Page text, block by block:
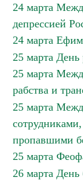
24 марта
депрессией
24 марта
25 марта День
25 марта
рабства и
25 марта
пропавшими
25 марта
26 марта